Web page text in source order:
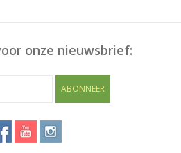
onze nieuwsbrief:
ABONNEER